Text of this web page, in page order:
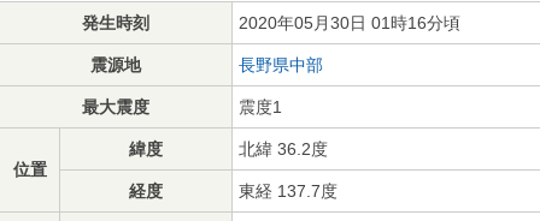
発生時刻 2020年05月30日 01時16分頃
震源地 長野県中部
最大震度 震度1
位置
緯度 北緯 36.2度
経度 東経 137.7度